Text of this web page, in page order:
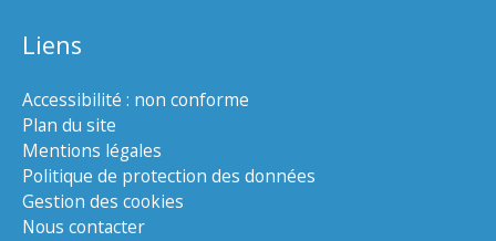
Liens
Accessibilité : non conforme
Plan du site
Mentions légales
Politique de protection des données
Gestion des cookies
Nous contacter